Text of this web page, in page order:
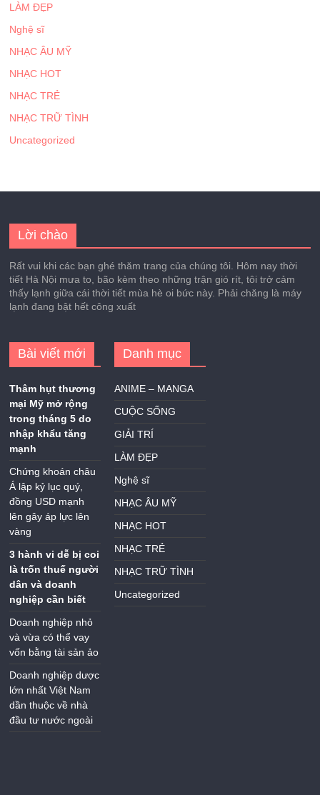
LÀM ĐẸP
Nghệ sĩ
NHẠC ÂU MỸ
NHẠC HOT
NHẠC TRẺ
NHẠC TRỮ TÌNH
Uncategorized
Lời chào
Rất vui khi các bạn ghé thăm trang của chúng tôi. Hôm nay thời
tiết Hà Nội mưa to, bão kèm theo những trận gió rít, tôi trở cảm
thấy lạnh giữa cái thời tiết mùa hè oi bức này. Phải chăng là máy
lạnh đang bật hết công xuất
Bài viết mới
Thâm hụt thương
mại Mỹ mở rộng
trong tháng 5 do
nhập khẩu tăng
mạnh
Chứng khoán châu
Á lập kỷ lục quý,
đồng USD mạnh
lên gây áp lực lên
vàng
3 hành vi dễ bị coi
là trốn thuế người
dân và doanh
nghiệp cần biết
Doanh nghiệp nhỏ
và vừa có thể vay
vốn bằng tài sản ảo
Doanh nghiệp dược
lớn nhất Việt Nam
dần thuộc về nhà
đầu tư nước ngoài
Danh mục
ANIME – MANGA
CUỘC SỐNG
GIẢI TRÍ
LÀM ĐẸP
Nghệ sĩ
NHẠC ÂU MỸ
NHẠC HOT
NHẠC TRẺ
NHẠC TRỮ TÌNH
Uncategorized